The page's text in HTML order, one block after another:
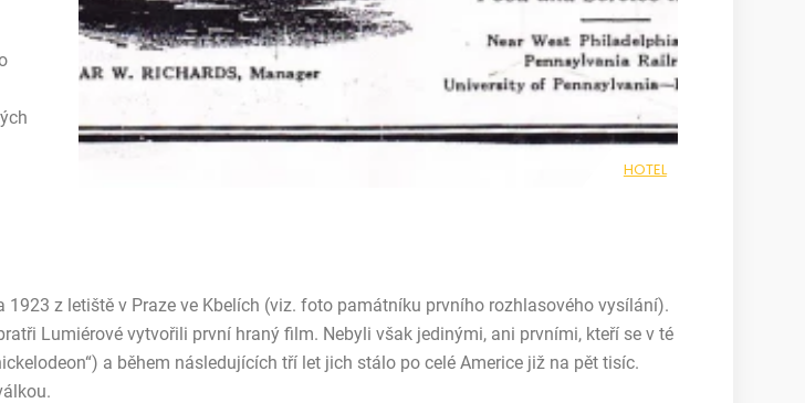
HOTEL
z letiště v Praze ve Kbelích (viz. foto památníku prvního rozhlasového vysílání).
Lumiérové vytvořili první hraný film. Nebyli však jedinými, ani prvními, kteří se v té
a během následujících tří let jich stálo po celé Americe již na pět tisíc.